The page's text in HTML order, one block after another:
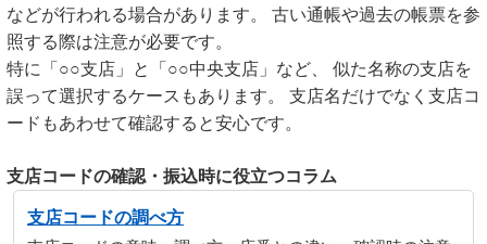
などが行われる場合があります。 古い通帳や過去の帳票を参
照する際は注意が必要です。
特に「○○支店」と「○○中央支店」など、 似た名称の支店を
誤って選択するケースもあります。 支店名だけでなく支店コ
ードもあわせて確認すると安心です。
支店コードの確認・振込時に役立つコラム
支店コードの調べ方